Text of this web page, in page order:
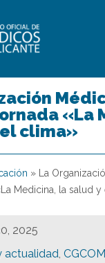
«La
clima»
»
La
Medicina, la salud
2025
actualidad, CGCOM